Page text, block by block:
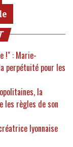
!" : Marie-
perpétuité pour les
la
les règles de son
lyonnaise